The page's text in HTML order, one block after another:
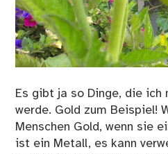
Es gibt ja so Dinge, die ich
werde. Gold zum Beispiel!
Menschen Gold, wenn sie
ist ein Metall, es kann